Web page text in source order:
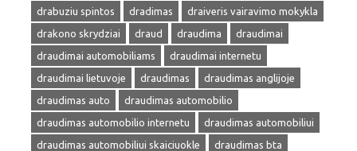
drabuziu spintos
dradimas
draiveris vairavimo mokykla
drakono skrydziai
draud draudima
draudimai
draudimai automobiliams
draudimai internetu
draudimai lietuvoje
draudimas
draudimas anglijoje
draudimas auto
draudimas automobilio
draudimas automobilio internetu
draudimas automobiliui
draudimas automobiliui skaiciuokle
draudimas bta